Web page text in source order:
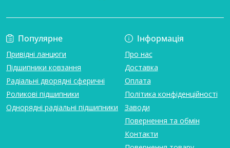
Популярне
Привідні ланцюги
Підшипники ковзання
Радіальні дворядні сферичні
Роликові підшипники
Однорядні радіальні підшипники
Інформація
Про нас
Доставка
Оплата
Політика конфіденційності
Заводи
Повернення та обмін
Контакти